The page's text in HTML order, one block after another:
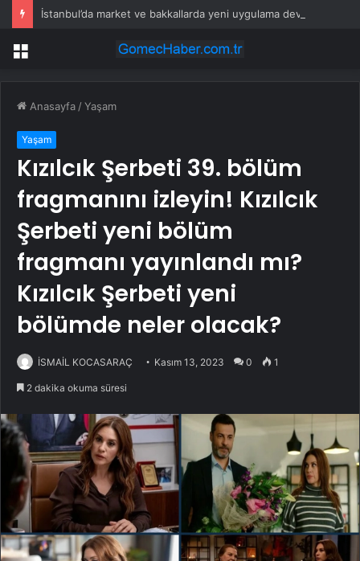
Menü
Anasayfa /Yaşam
Yaşam
Kızılcık Şerbeti 39. bölüm
fragmanını izleyin! Kızılcık
Şerbeti yeni bölüm
fragmanı yayınlandı mı?
Kızılcık Şerbeti yeni
bölümde neler olacak?
İSMAİL KOCASARAÇ Kasım 13, 2023 0 1
2 dakika okuma süresi